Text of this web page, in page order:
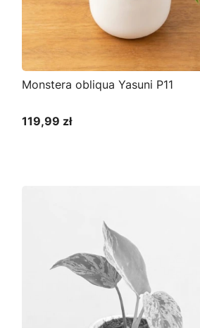
Monstera obliqua Yasuni P11
Cena
119,99 zł